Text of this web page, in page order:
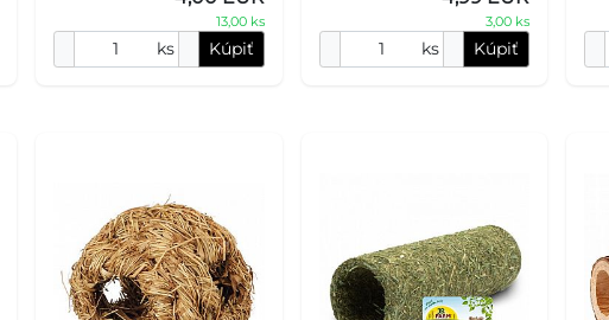
13,00 ks
ks Kúpiť
3,00 ks
ks Kúpiť